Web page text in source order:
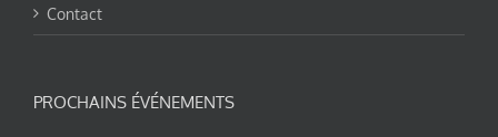
Contact
PROCHAINS ÉVÉNEMENTS